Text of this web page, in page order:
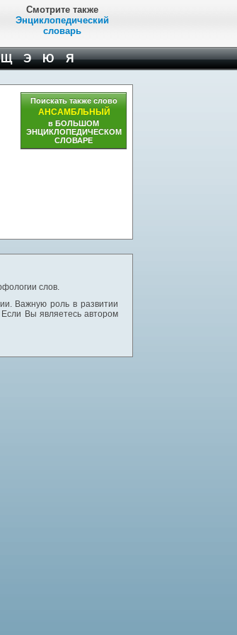
Смотрите также
Энциклопедический
словарь
Э Ю Я
Поискать также слово
АНСАМБЛЬНЫЙ
в БОЛЬШОМ
ЭНЦИКЛОПЕДИЧЕСКОМ
СЛОВАРЕ
слов.
Важную роль в развитии
Вы являетесь автором